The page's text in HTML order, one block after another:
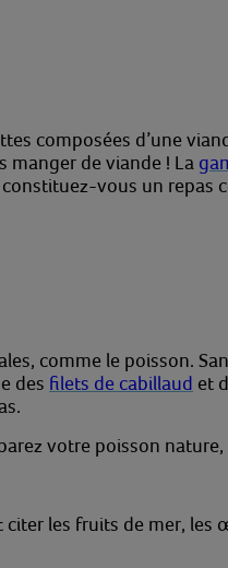
composées d’une
manger de viande ! La
constituez-vous un repas
comme le poisson.
des filets de cabillaud et
votre poisson
les fruits de mer,